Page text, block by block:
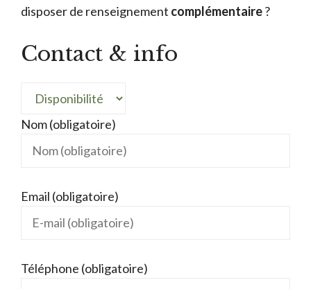
disposer de renseignement complémentaire?
Contact & info
Nom (obligatoire)
Email (obligatoire)
Téléphone (obligatoire)